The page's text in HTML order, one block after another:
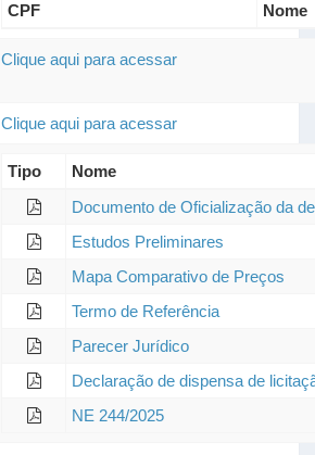
CPF Nome
Clique aqui para acessar
Clique aqui para acessar
Tipo
Nome
Documento de Oficialização da
Estudos Preliminares
Mapa Comparativo de Preços
Termo de Referência
Parecer Jurídico
Declaração de dispensa de
NE 244/2025